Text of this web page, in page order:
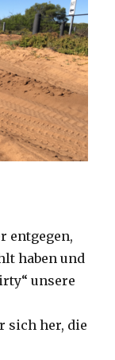
entgegen,
haben und
unsere
sich her, die